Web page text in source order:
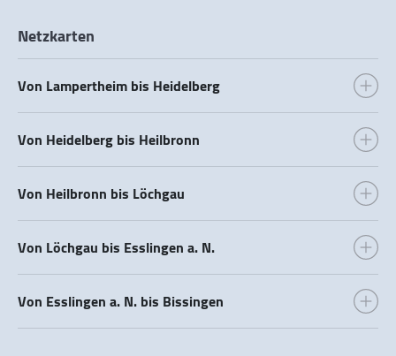
Netzkarten
Von Lampertheim bis Heidelberg
Von Heidelberg bis Heilbronn
Von Heilbronn bis Löchgau
Von Löchgau bis Esslingen a. N.
Von Esslingen a. N. bis Bissingen